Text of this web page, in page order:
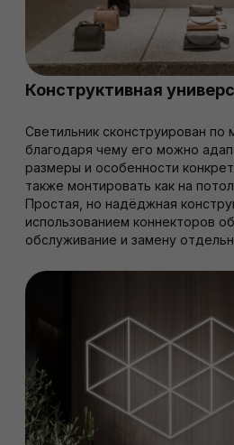
Конструктивная
Светильник сконструирован по
благодаря чему его можно
размеры и особенности
также монтировать как на
Простая, но надёджная
использованием коннекторов
обслуживание и замену